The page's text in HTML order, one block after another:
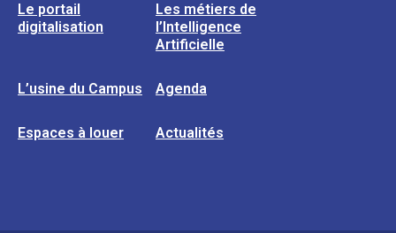
Le portail
digitalisation
Les métiers de
l’Intelligence
Artificielle
L’usine du Campus Agenda
Espaces à louer Actualités